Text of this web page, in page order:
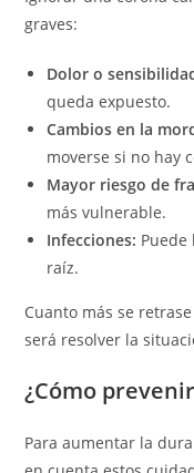
graves:
Dolor o
queda expuesto.
Cambios en la
moverse si no hay
Mayor riesgo de
más vulnerable.
Infecciones:
raíz.
Cuanto más se
será resolver la
¿Cómo
Para aumentar la